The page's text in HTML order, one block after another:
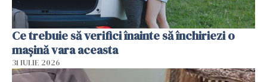
Ce trebuie să verifici înainte să închiriezi o
mașină vara aceasta
31 IULIE 2026